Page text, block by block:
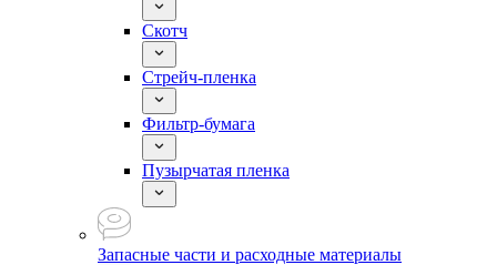
Скотч
Стрейч-пленка
Фильтр-бумага
Пузырчатая пленка
Запасные части и расходные материалы